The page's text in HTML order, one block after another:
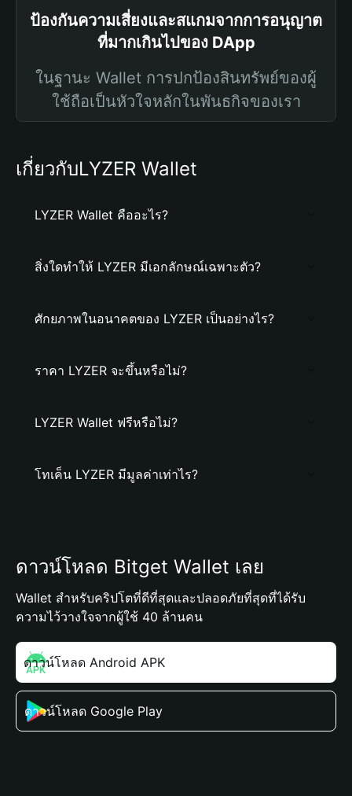
ป้องกันความเสี่ยงและสแกมจากการอนุญาต
ที่มากเกินไปของ DApp
ในฐานะ Wallet การปกป้องสินทรัพย์ของผู้
ใช้ถือเป็นหัวใจหลักในพันธกิจของเรา
เกี่ยวกับLYZER Wallet
LYZER Wallet คืออะไร?
สิ่งใดทำให้ LYZER มีเอกลักษณ์เฉพาะตัว?
ศักยภาพในอนาคตของ LYZER เป็นอย่างไร?
ราคา LYZER จะขึ้นหรือไม่?
LYZER Wallet ฟรีหรือไม่?
โทเค็น LYZER มีมูลค่าเท่าไร?
ดาวน์โหลด Bitget Wallet เลย
Wallet สำหรับคริปโตที่ดีที่สุดและปลอดภัยที่สุดที่ได้รับ
ความไว้วางใจจากผู้ใช้ 40 ล้านคน
ดาวน์โหลด Android APK
ดาวน์โหลด Google Play